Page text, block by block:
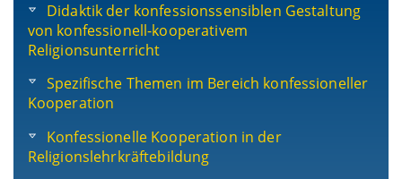
Didaktik der konfessionssensiblen Gestaltung
von konfessionell-kooperativem
Religionsunterricht
Spezifische Themen im Bereich konfessioneller
Kooperation
Konfessionelle Kooperation in der
Religionslehrkräftebildung